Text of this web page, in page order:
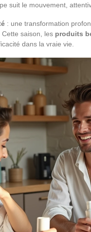
suit le mouvement,
: une transformation
Cette saison, les produits
dans la vraie vie.